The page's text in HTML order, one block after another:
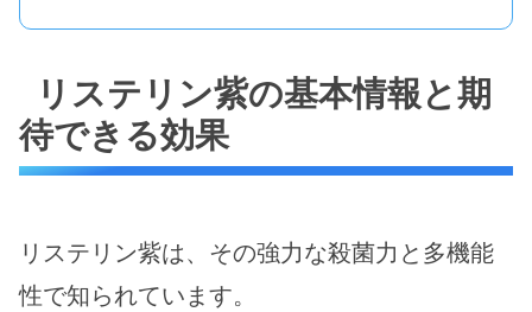
リステリン紫の基本情報と期
待できる効果
リステリン紫は、その強力な殺菌力と多機能
性で知られています。